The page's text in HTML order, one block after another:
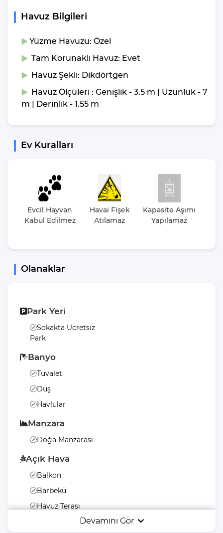
Havuz Bilgileri
Yüzme Havuzu: Özel
Tam Korunaklı Havuz: Evet
Havuz Şekli: Dikdörtgen
Havuz Ölçüleri : Genişlik - 3.5 m | Uzunluk - 7
m | Derinlik - 1.55 m
Ev Kuralları
Evcil Hayvan
Kabul Edilmez
Havai Fişek
Atılamaz
Kapasite Aşımı
Yapılamaz
Olanaklar
Park Yeri
Sokakta Ücretsiz
Park
Banyo
Tuvalet
Duş
Havlular
Manzara
Doğa Manzarası
Açık Hava
Balkon
Barbekü
Havuz Terası
Devamını Gör